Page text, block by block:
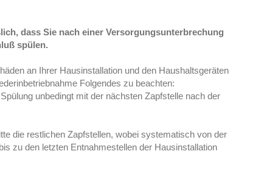
dass Sie nach einer Versorgungsunterbrechung
spülen.
an Ihrer Hausinstallation und den Haushaltsgeräten
Folgendes zu beachten:
unbedingt mit der nächsten Zapfstelle nach der
die restlichen Zapfstellen, wobei systematisch von der
zu den letzten Entnahmestellen der Hausinstallation